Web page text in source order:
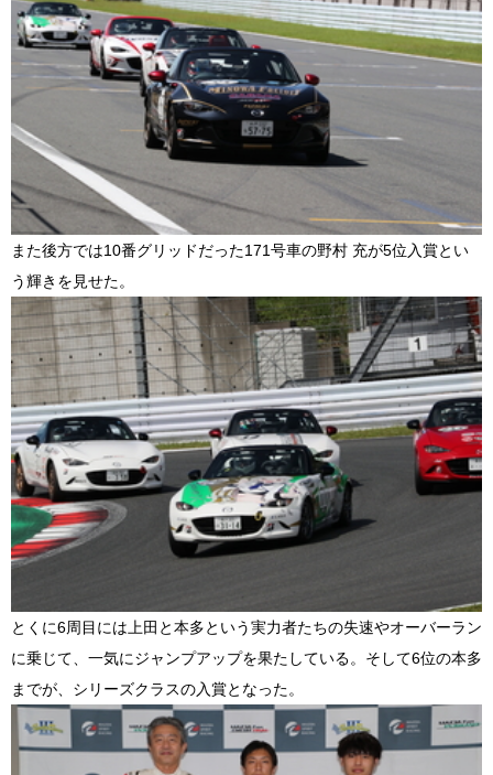
また後方では10番グリッドだった171号車の野村 充が5位入賞とい
う輝きを見せた。
とくに6周目には上田と本多という実力者たちの失速やオーバーラン
に乗じて、一気にジャンプアップを果たしている。そして6位の本多
までが、シリーズクラスの入賞となった。